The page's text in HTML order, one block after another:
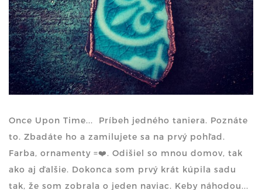
Once Upon Time... Príbeh jedného taniera. Poznáte
to. Zbadáte ho a zamilujete sa na prvý pohľad.
Farba, ornamenty =❤️. Odišiel so mnou domov, tak
ako aj ďalšie. Dokonca som prvý krát kúpila sadu
tak, že som zobrala o jeden naviac. Keby náhodou...